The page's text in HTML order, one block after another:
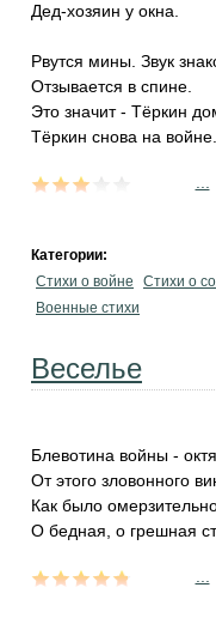
Дед-хозяин у окна.
Рвутся мины. Звук
Отзывается в спине.
Это значит - Тёркин
Тёркин снова на войне.
Категории:
Стихи о войне
Стихи о
Военные стихи
Веселье
Блевотина войны -
От этого зловонного
Как было
О бедная, о грешная